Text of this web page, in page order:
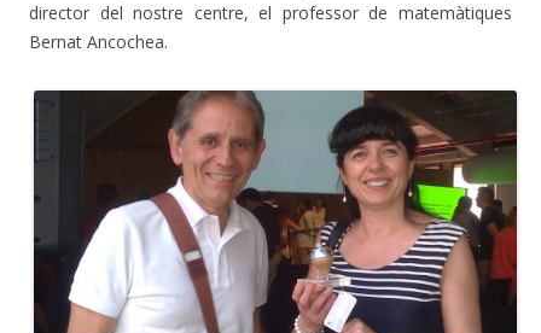
director del nostre centre, el professor de matemàtiques
Bernat Ancochea.